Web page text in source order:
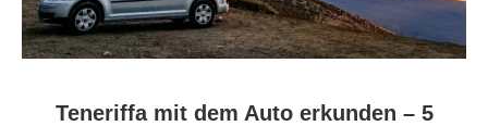
Teneriffa mit dem Auto erkunden – 5